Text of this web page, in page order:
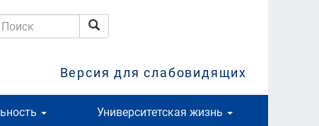
Поиск
Версия для слабовидящих
Университетская жизнь